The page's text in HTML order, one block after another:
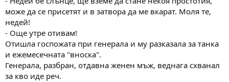
може да се присетят и в затвора да ме вкарат. Моля те,
недей!
- Още утре отивам!
Отишла госпожата при генерала и му разказала за танка
и ежемесечната "вноска".
Генерала, разбран, отдавна женен мъж, веднага схванал
за кво иде реч.